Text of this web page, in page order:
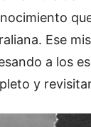
Ese
a los
y